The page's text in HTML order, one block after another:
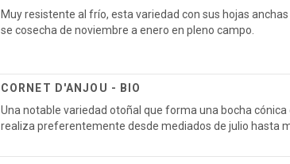
Muy resistente al frío, esta variedad con sus hojas
se cosecha de noviembre a enero en pleno campo.
CORNET D'ANJOU - BIO
Una notable variedad otoñal que forma una bocha
realiza preferentemente desde mediados de julio hasta